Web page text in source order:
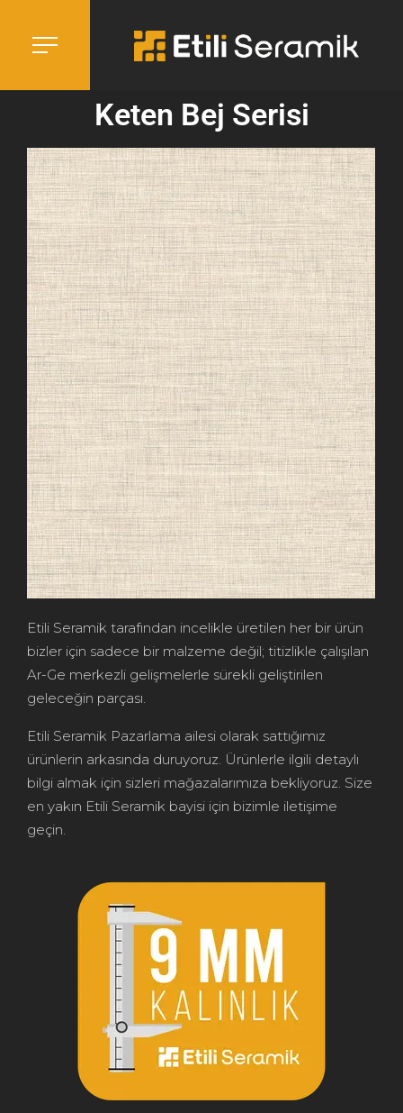
Keten Bej Serisi
Etili Seramik tarafından incelikle üretilen her bir ürün
bizler için sadece bir malzeme değil; titizlikle çalışılan
Ar-Ge merkezli gelişmelerle sürekli geliştirilen
geleceğin parçası.
Etili Seramik Pazarlama ailesi olarak sattığımız
ürünlerin arkasında duruyoruz. Ürünlerle ilgili detaylı
bilgi almak için sizleri mağazalarımıza bekliyoruz. Size
en yakın Etili Seramik bayisi için bizimle iletişime
geçin.